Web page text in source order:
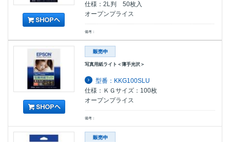
仕様：2L判 50枚入
オープンプライス
備考：
写真用紙ライト＜薄手光沢＞
型番：KKG100SLU
仕様：ＫＧサイズ：100枚
オープンプライス
備考：